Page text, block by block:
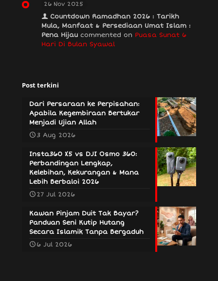
26 Nov 2025
Countdown Ramadhan 2026 : Tarikh
Mula, Manfaat & Persediaan Umat Islam :
Pena Hijau commented on Puasa Sunat 6
Hari Di Bulan Syawal
Post terkini
Dari Persaraan ke Perpisahan:
Apabila Kegembiraan Bertukar
Menjadi Ujian Allah
3 Aug 2026
Insta360 X5 vs DJI Osmo 360:
Perbandingan Lengkap,
Kelebihan, Kekurangan & Mana
Lebih Berbaloi 2026
27 Jul 2026
Kawan Pinjam Duit Tak Bayar?
Panduan Seni Kutip Hutang
Secara Islamik Tanpa Bergaduh
6 Jul 2026